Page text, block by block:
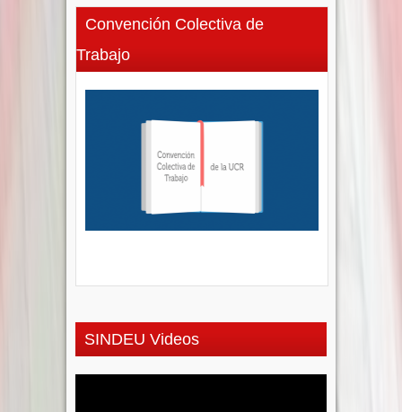
Convención Colectiva de
Trabajo
SINDEU Videos